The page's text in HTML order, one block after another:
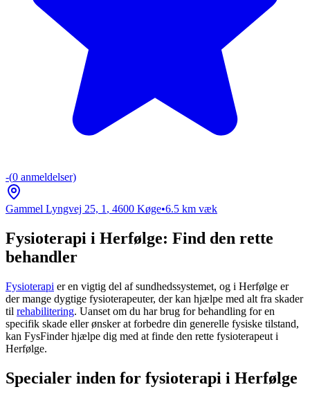
-(0 anmeldelser)
Gammel Lyngvej 25, 1 , 4600 Køge•6.5 km væk
Fysioterapi i Herfølge: Find den rette
behandler
Fysioterapi er en vigtig del af sundhedssystemet, og i Herfølge er
der mange dygtige fysioterapeuter, der kan hjælpe med alt fra skader
til rehabilitering. Uanset om du har brug for behandling for en
specifik skade eller ønsker at forbedre din generelle fysiske tilstand,
kan FysFinder hjælpe dig med at finde den rette fysioterapeut i
Herfølge.
Specialer inden for fysioterapi i Herfølge